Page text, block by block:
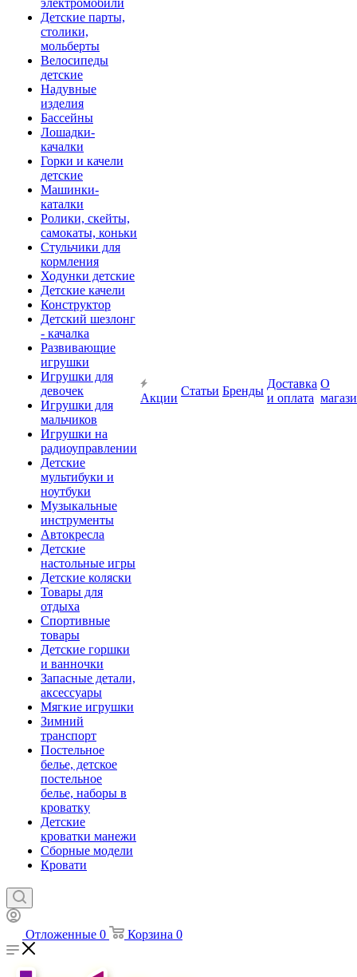
электромобили
Детские парты,
столики,
мольберты
Велосипеды
детские
Надувные
изделия
Бассейны
Лошадки-
качалки
Горки и качели
детские
Машинки-
каталки
Ролики, скейты,
самокаты, коньки
Стульчики для
кормления
Ходунки детские
Детские качели
Конструктор
Детский шезлонг
- качалка
Развивающие
игрушки
Игрушки для
девочек
Игрушки для
мальчиков
Игрушки на
радиоуправлении
Детские
мультибуки и
ноутбуки
Музыкальные
инструменты
Автокресла
Детские
настольные игры
Детские коляски
Товары для
отдыха
Спортивные
товары
Детские горшки
и ванночки
Запасные детали,
аксессуары
Мягкие игрушки
Зимний
транспорт
Постельное
белье, детское
постельное
белье, наборы в
кроватку
Детские
кроватки манежи
Сборные модели
Кровати
Акции
Статьи Бренды
Доставка
и оплата
О
Отложенные 0 Корзина 0